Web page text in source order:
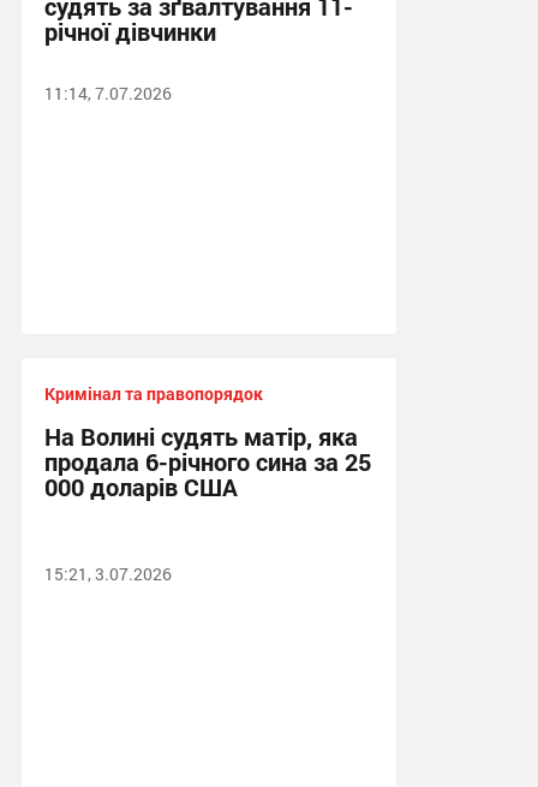
річної дівчинки
11:14, 7.07.2026
Кримінал та правопорядок
На Волині судять матір, яка
продала 6-річного сина за 25
000 доларів США
15:21, 3.07.2026